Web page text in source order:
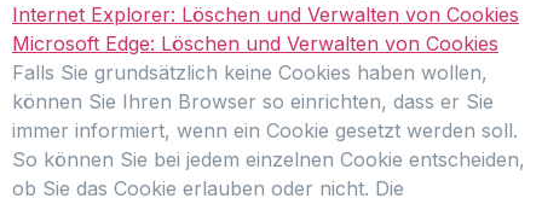
Internet Explorer: Löschen und Verwalten von Cookies
Microsoft Edge: Löschen und Verwalten von Cookies
Falls Sie grundsätzlich keine Cookies haben wollen,
können Sie Ihren Browser so einrichten, dass er Sie
immer informiert, wenn ein Cookie gesetzt werden soll.
So können Sie bei jedem einzelnen Cookie entscheiden,
ob Sie das Cookie erlauben oder nicht. Die